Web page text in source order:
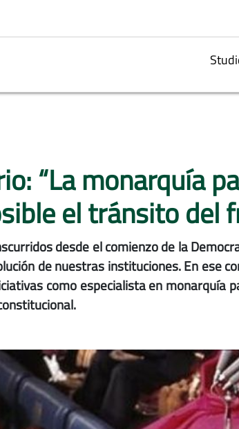
“La monarquía
el tránsito del
desde el comienzo de la
de nuestras instituciones. En ese
como especialista en